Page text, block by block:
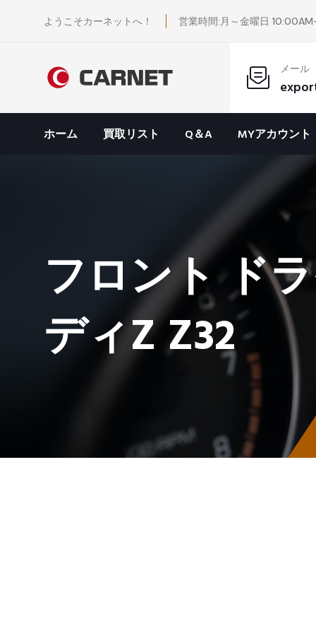
ようこそカーネットへ！ 営業時間:月～金曜日
メール
ホーム 買取リスト Q＆A MYアカウント
フロント ド
ディZ Z32